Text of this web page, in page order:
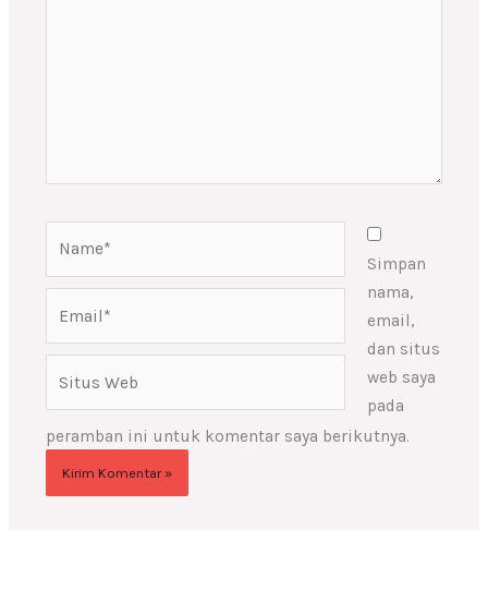
Simpan
nama,
email,
dan situs
web saya
pada
peramban ini untuk komentar saya berikutnya.